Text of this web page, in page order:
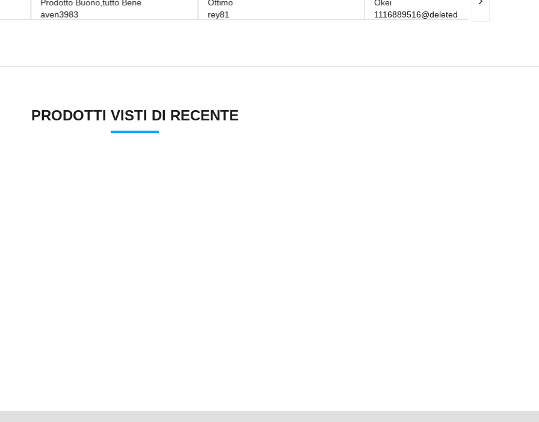
Buono,tutto Bene
1116889516@deleted
Articolo Come
PRODOTTI VISTI DI RECENTE